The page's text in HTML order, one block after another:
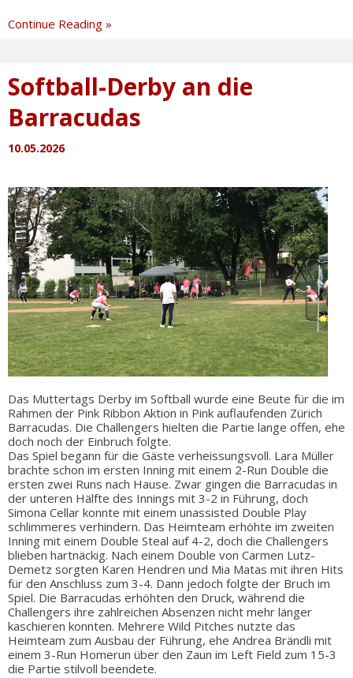
Continue Reading »
Softball-Derby an die
Barracudas
10.05.2026
Das Muttertags Derby im Softball wurde eine Beute für die im
Rahmen der Pink Ribbon Aktion in Pink auflaufenden Zürich
Barracudas. Die Challengers hielten die Partie lange offen, ehe
doch noch der Einbruch folgte.
Das Spiel begann für die Gäste verheissungsvoll. Lara Müller
brachte schon im ersten Inning mit einem 2-Run Double die
ersten zwei Runs nach Hause. Zwar gingen die Barracudas in
der unteren Hälfte des Innings mit 3-2 in Führung, doch
Simona Cellar konnte mit einem unassisted Double Play
schlimmeres verhindern. Das Heimteam erhöhte im zweiten
Inning mit einem Double Steal auf 4-2, doch die Challengers
blieben hartnäckig. Nach einem Double von Carmen Lutz-
Demetz sorgten Karen Hendren und Mia Matas mit ihren Hits
für den Anschluss zum 3-4. Dann jedoch folgte der Bruch im
Spiel. Die Barracudas erhöhten den Druck, während die
Challengers ihre zahlreichen Absenzen nicht mehr länger
kaschieren konnten. Mehrere Wild Pitches nutzte das
Heimteam zum Ausbau der Führung, ehe Andrea Brändli mit
einem 3-Run Homerun über den Zaun im Left Field zum 15-3
die Partie stilvoll beendete.